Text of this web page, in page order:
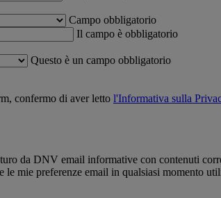
Campo obbligatorio
Il campo è obbligatorio
Questo è un campo obbligatorio
confermo di aver letto l'Informativa sulla
da DNV email informative con contenuti
le mie preferenze email in qualsiasi momento